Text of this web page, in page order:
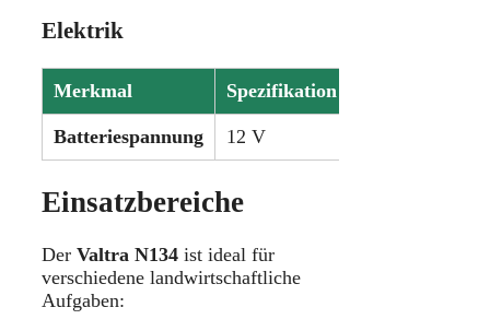
Elektrik
Merkmal Spezifikation
Batteriespannung 12 V
Einsatzbereiche
Der Valtra N134 ist ideal für
verschiedene landwirtschaftliche
Aufgaben: